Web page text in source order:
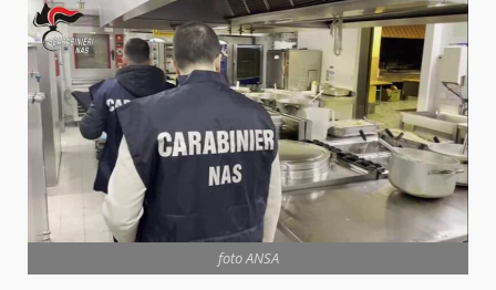
foto ANSA